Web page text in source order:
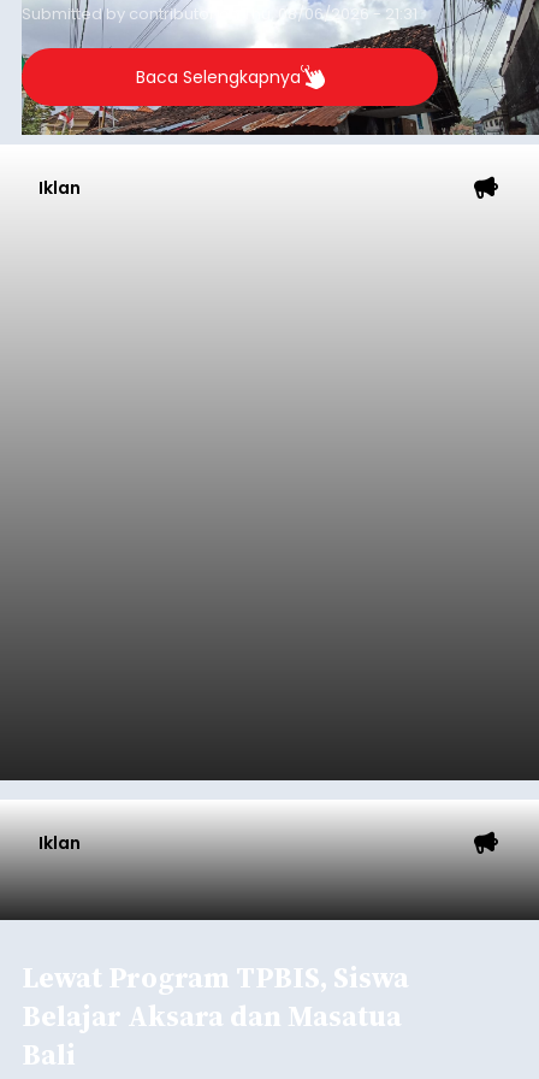
kelompok desil 5 dan 6 tersebut agar tidak
merosot ke kategori miskin.
Submitted by contributor Thu, 08/06/2026 - 21:31
Baca Selengkapnya
Iklan
Iklan
Lewat Program TPBIS, Siswa
Belajar Aksara dan Masatua
Bali